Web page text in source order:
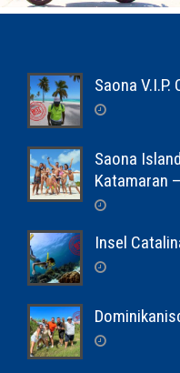
Saona V.I.P.
Saona
Katamaran
Insel